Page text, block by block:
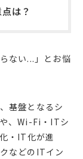
は？
ない...」とお悩
基盤となるシ
、Wi-Fi・ITシ
・IT化が進
などのITイン